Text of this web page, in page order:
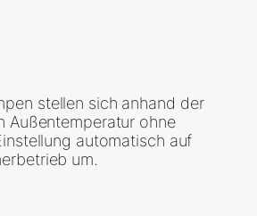
stellen sich anhand der
Außentemperatur ohne
automatisch auf
um.